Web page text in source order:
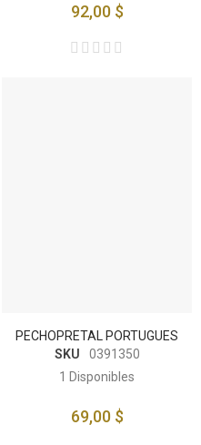
92,00 $
PECHOPRETAL PORTUGUES
SKU
0391350
1 Disponibles
69,00 $